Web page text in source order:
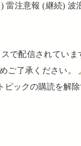
雷注意報 (継続)
配信されていま
ご了承ください。
ックの購読を解